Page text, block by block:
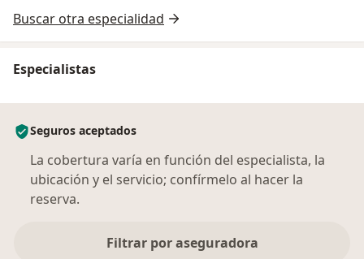
Buscar otra especialidad
Especialistas
Seguros aceptados
La cobertura varía en función del especialista, la
ubicación y el servicio; confírmelo al hacer la
reserva.
Filtrar por aseguradora